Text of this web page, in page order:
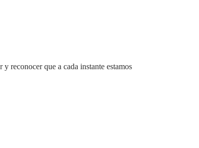
reconocer que a cada instante estamos